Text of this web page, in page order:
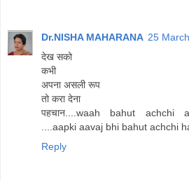
Dr.NISHA MAHARANA 25
देख सको
कभी
अपना असली रूप
तो करा देना
पहचान....waah bahut achchi
....aapki aavaj bhi bahut achchi
Reply